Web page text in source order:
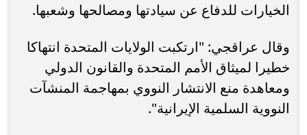
الخيارات للدفاع عن سيادتها ومصالحها وشعبها.
وقال عراقجي: "ارتكبت الولايات المتحدة انتهاكا
خطيرا لميثاق الأمم المتحدة والقانون الدولي
ومعاهدة منع الانتشار النووي بمهاجمة المنشآت
النووية السلمية الإيرانية".